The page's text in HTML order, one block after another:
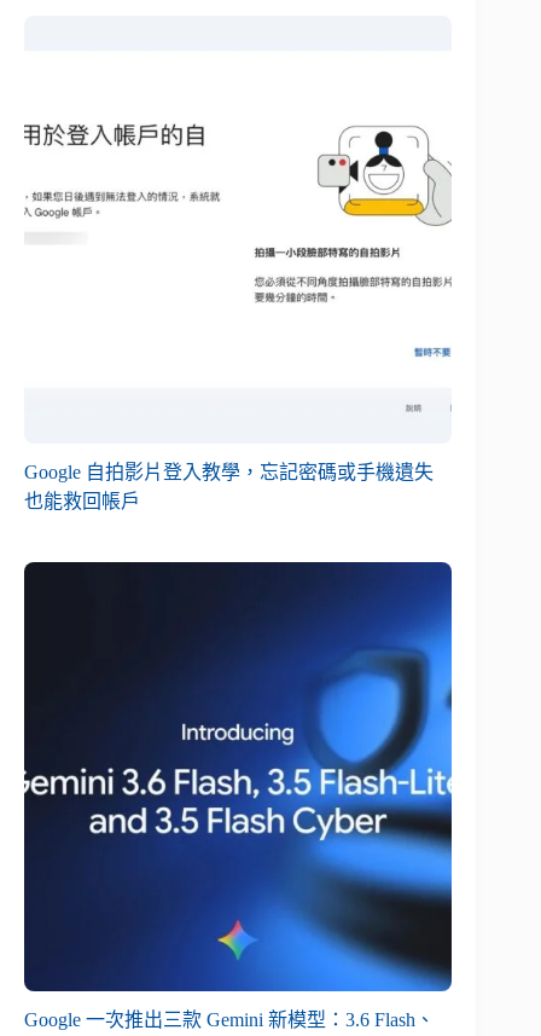
Google 自拍影片登入教學，忘記密碼或手機遺失
也能救回帳戶
Google 一次推出三款 Gemini 新模型：3.6 Flash、